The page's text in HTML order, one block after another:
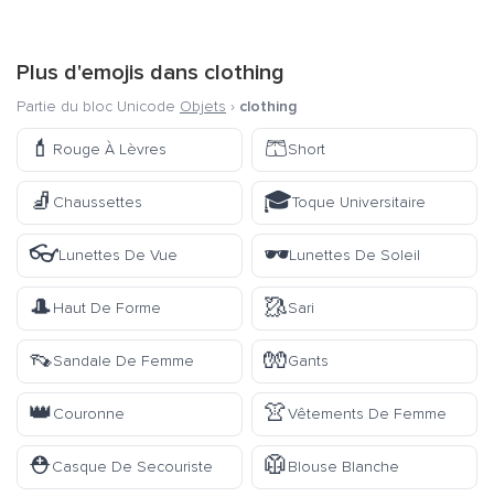
Plus d'emojis dans clothing
Partie du bloc Unicode Objets › clothing
💄 Rouge À Lèvres 🩳Short
🧦 Chaussettes 🎓Toque Universitaire
👓Lunettes De Vue 🕶️Lunettes De Soleil
🎩Haut De Forme 🥻Sari
👡Sandale De Femme 🧤Gants
👑Couronne 👚Vêtements De Femme
⛑️Casque De Secouriste 🥼Blouse Blanche